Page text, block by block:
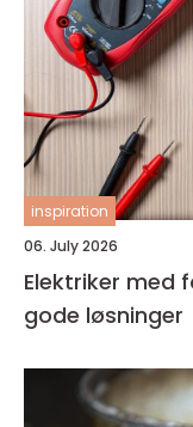
inspiration
06. July 2026
Elektriker med
gode løsninger